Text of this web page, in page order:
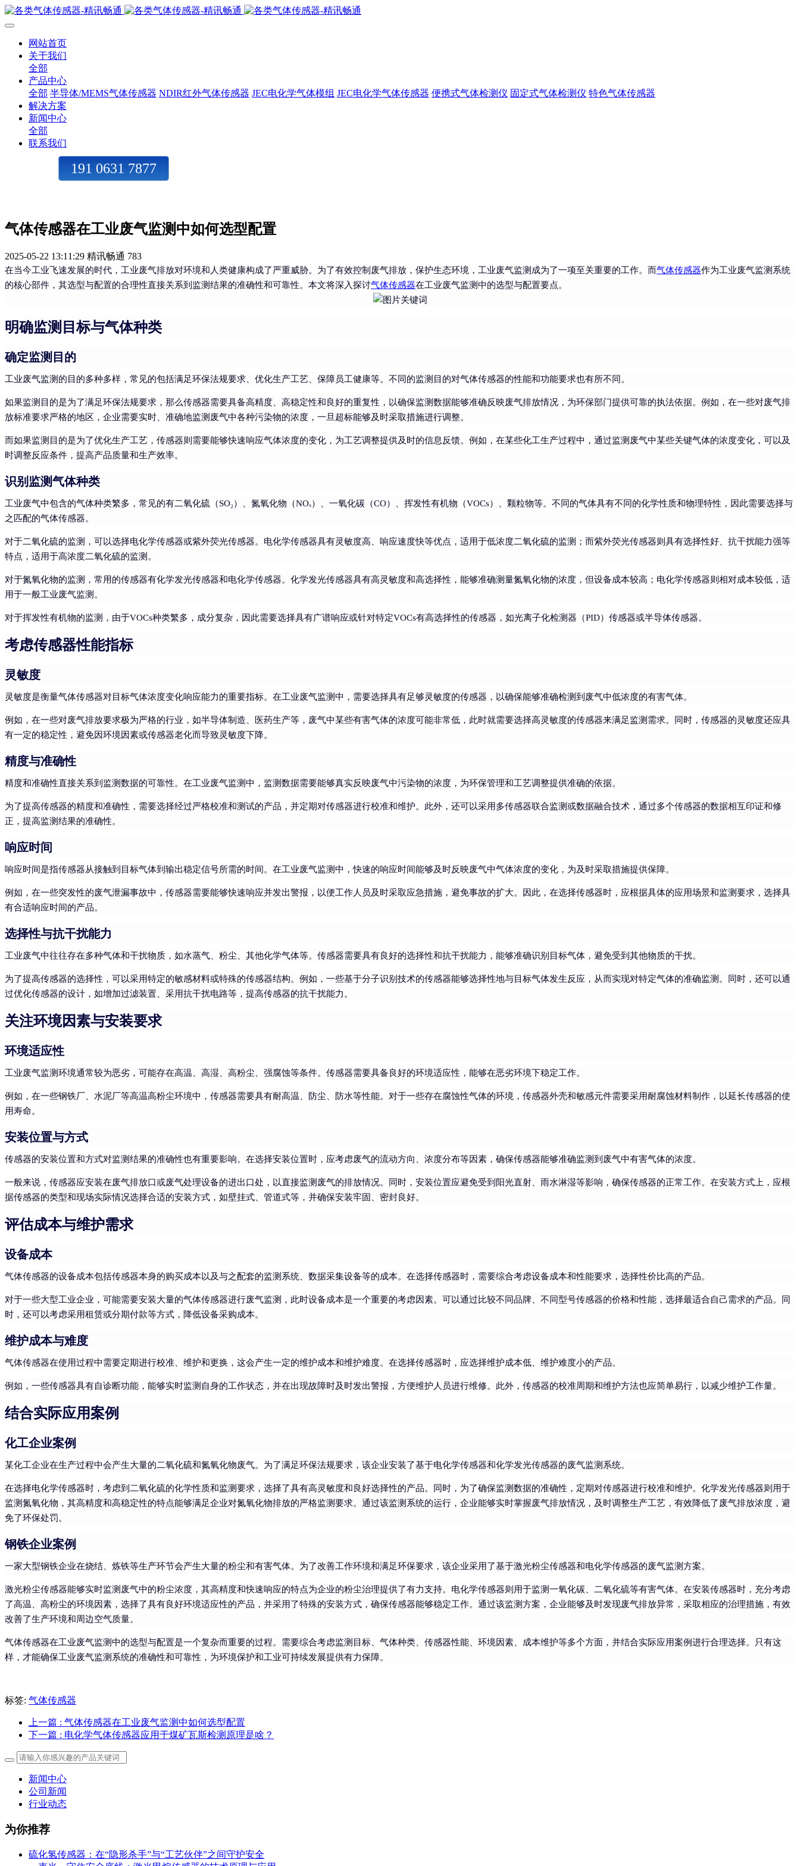
网站首页
关于我们
全部
产品中心
全部 半导体/MEMS气体传感器 NDIR红外气体传感器 JEC电化学气体模组 JEC电化学气体传感器 便携式气体检测仪 固定式气体检测仪 特色气体传感器
解决方案
新闻中心
全部
联系我们
191 0631 7877
气体传感器在工业废气监测中如何选型配置
2025-05-22 13:11:29 精讯畅通 783
在当今工业飞速发展的时代，工业废气排放对环境和人类健康构成了严重威胁。为了有效控制废气排放，保护生态环境，工业废气监测成为了一项至关重要的工作。而气体传感器作为工业废气监测系统
的核心部件，其选型与配置的合理性直接关系到监测结果的准确性和可靠性。本文将深入探讨气体传感器在工业废气监测中的选型与配置要点。
明确监测目标与气体种类
确定监测目的
工业废气监测的目的多种多样，常见的包括满足环保法规要求、优化生产工艺、保障员工健康等。不同的监测目的对气体传感器的性能和功能要求也有所不同。
如果监测目的是为了满足环保法规要求，那么传感器需要具备高精度、高稳定性和良好的重复性，以确保监测数据能够准确反映废气排放情况，为环保部门提供可靠的执法依据。例如，在一些对废气排
放标准要求严格的地区，企业需要实时、准确地监测废气中各种污染物的浓度，一旦超标能够及时采取措施进行调整。
而如果监测目的是为了优化生产工艺，传感器则需要能够快速响应气体浓度的变化，为工艺调整提供及时的信息反馈。例如，在某些化工生产过程中，通过监测废气中某些关键气体的浓度变化，可以及
时调整反应条件，提高产品质量和生产效率。
识别监测气体种类
工业废气中包含的气体种类繁多，常见的有二氧化硫（SO₂）、氮氧化物（NOₓ）、一氧化碳（CO）、挥发性有机物（VOCs）、颗粒物等。不同的气体具有不同的化学性质和物理特性，因此需要选择与
之匹配的气体传感器。
对于二氧化硫的监测，可以选择电化学传感器或紫外荧光传感器。电化学传感器具有灵敏度高、响应速度快等优点，适用于低浓度二氧化硫的监测；而紫外荧光传感器则具有选择性好、抗干扰能力强等
特点，适用于高浓度二氧化硫的监测。
对于氮氧化物的监测，常用的传感器有化学发光传感器和电化学传感器。化学发光传感器具有高灵敏度和高选择性，能够准确测量氮氧化物的浓度，但设备成本较高；电化学传感器则相对成本较低，适
用于一般工业废气监测。
对于挥发性有机物的监测，由于VOCs种类繁多，成分复杂，因此需要选择具有广谱响应或针对特定VOCs有高选择性的传感器，如光离子化检测器（PID）传感器或半导体传感器。
考虑传感器性能指标
灵敏度
灵敏度是衡量气体传感器对目标气体浓度变化响应能力的重要指标。在工业废气监测中，需要选择具有足够灵敏度的传感器，以确保能够准确检测到废气中低浓度的有害气体。
例如，在一些对废气排放要求极为严格的行业，如半导体制造、医药生产等，废气中某些有害气体的浓度可能非常低，此时就需要选择高灵敏度的传感器来满足监测需求。同时，传感器的灵敏度还应具
有一定的稳定性，避免因环境因素或传感器老化而导致灵敏度下降。
精度与准确性
精度和准确性直接关系到监测数据的可靠性。在工业废气监测中，监测数据需要能够真实反映废气中污染物的浓度，为环保管理和工艺调整提供准确的依据。
为了提高传感器的精度和准确性，需要选择经过严格校准和测试的产品，并定期对传感器进行校准和维护。此外，还可以采用多传感器联合监测或数据融合技术，通过多个传感器的数据相互印证和修
正，提高监测结果的准确性。
响应时间
响应时间是指传感器从接触到目标气体到输出稳定信号所需的时间。在工业废气监测中，快速的响应时间能够及时反映废气中气体浓度的变化，为及时采取措施提供保障。
例如，在一些突发性的废气泄漏事故中，传感器需要能够快速响应并发出警报，以便工作人员及时采取应急措施，避免事故的扩大。因此，在选择传感器时，应根据具体的应用场景和监测要求，选择具
有合适响应时间的产品。
选择性与抗干扰能力
工业废气中往往存在多种气体和干扰物质，如水蒸气、粉尘、其他化学气体等。传感器需要具有良好的选择性和抗干扰能力，能够准确识别目标气体，避免受到其他物质的干扰。
为了提高传感器的选择性，可以采用特定的敏感材料或特殊的传感器结构。例如，一些基于分子识别技术的传感器能够选择性地与目标气体发生反应，从而实现对特定气体的准确监测。同时，还可以通
过优化传感器的设计，如增加过滤装置、采用抗干扰电路等，提高传感器的抗干扰能力。
关注环境因素与安装要求
环境适应性
工业废气监测环境通常较为恶劣，可能存在高温、高湿、高粉尘、强腐蚀等条件。传感器需要具备良好的环境适应性，能够在恶劣环境下稳定工作。
例如，在一些钢铁厂、水泥厂等高温高粉尘环境中，传感器需要具有耐高温、防尘、防水等性能。对于一些存在腐蚀性气体的环境，传感器外壳和敏感元件需要采用耐腐蚀材料制作，以延长传感器的使
用寿命。
安装位置与方式
传感器的安装位置和方式对监测结果的准确性也有重要影响。在选择安装位置时，应考虑废气的流动方向、浓度分布等因素，确保传感器能够准确监测到废气中有害气体的浓度。
一般来说，传感器应安装在废气排放口或废气处理设备的进出口处，以直接监测废气的排放情况。同时，安装位置应避免受到阳光直射、雨水淋湿等影响，确保传感器的正常工作。在安装方式上，应根
据传感器的类型和现场实际情况选择合适的安装方式，如壁挂式、管道式等，并确保安装牢固、密封良好。
评估成本与维护需求
设备成本
气体传感器的设备成本包括传感器本身的购买成本以及与之配套的监测系统、数据采集设备等的成本。在选择传感器时，需要综合考虑设备成本和性能要求，选择性价比高的产品。
对于一些大型工业企业，可能需要安装大量的气体传感器进行废气监测，此时设备成本是一个重要的考虑因素。可以通过比较不同品牌、不同型号传感器的价格和性能，选择最适合自己需求的产品。同
时，还可以考虑采用租赁或分期付款等方式，降低设备采购成本。
维护成本与难度
气体传感器在使用过程中需要定期进行校准、维护和更换，这会产生一定的维护成本和维护难度。在选择传感器时，应选择维护成本低、维护难度小的产品。
例如，一些传感器具有自诊断功能，能够实时监测自身的工作状态，并在出现故障时及时发出警报，方便维护人员进行维修。此外，传感器的校准周期和维护方法也应简单易行，以减少维护工作量。
结合实际应用案例
化工企业案例
某化工企业在生产过程中会产生大量的二氧化硫和氮氧化物废气。为了满足环保法规要求，该企业安装了基于电化学传感器和化学发光传感器的废气监测系统。
在选择电化学传感器时，考虑到二氧化硫的化学性质和监测要求，选择了具有高灵敏度和良好选择性的产品。同时，为了确保监测数据的准确性，定期对传感器进行校准和维护。化学发光传感器则用于
监测氮氧化物，其高精度和高稳定性的特点能够满足企业对氮氧化物排放的严格监测要求。通过该监测系统的运行，企业能够实时掌握废气排放情况，及时调整生产工艺，有效降低了废气排放浓度，避
免了环保处罚。
钢铁企业案例
一家大型钢铁企业在烧结、炼铁等生产环节会产生大量的粉尘和有害气体。为了改善工作环境和满足环保要求，该企业采用了基于激光粉尘传感器和电化学传感器的废气监测方案。
激光粉尘传感器能够实时监测废气中的粉尘浓度，其高精度和快速响应的特点为企业的粉尘治理提供了有力支持。电化学传感器则用于监测一氧化碳、二氧化硫等有害气体。在安装传感器时，充分考虑
了高温、高粉尘的环境因素，选择了具有良好环境适应性的产品，并采用了特殊的安装方式，确保传感器能够稳定工作。通过该监测方案，企业能够及时发现废气排放异常，采取相应的治理措施，有效
改善了生产环境和周边空气质量。
气体传感器在工业废气监测中的选型与配置是一个复杂而重要的过程。需要综合考虑监测目标、气体种类、传感器性能、环境因素、成本维护等多个方面，并结合实际应用案例进行合理选择。只有这
样，才能确保工业废气监测系统的准确性和可靠性，为环境保护和工业可持续发展提供有力保障。
标签: 气体传感器
上一篇 : 气体传感器在工业废气监测中如何选型配置
下一篇 : 电化学气体传感器应用于煤矿瓦斯检测原理是啥？
新闻中心
公司新闻
行业动态
为你推荐
硫化氢传感器：在“隐形杀手”与“工艺伙伴”之间守护安全